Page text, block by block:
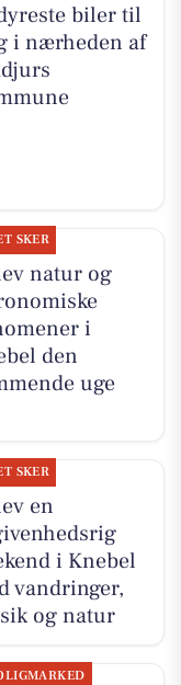
biler til
i nærheden af
SKER
natur og
i
den
uge
SKER
en
i Knebel
vandringer,
og natur